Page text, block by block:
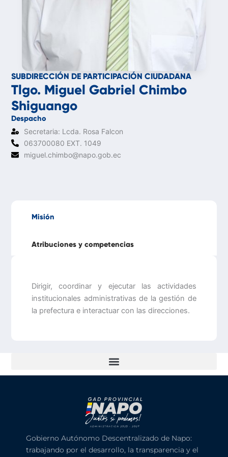
SUBDIRECCIÓN DE PARTICIPACIÓN CIUDADANA
Tlgo. Miguel Gabriel Chimbo
Shiguango
Despacho
Secretaria: Lcda. Rosa Falcon
063700080 EXT. 1049
miguel.chimbo@napo.gob.ec
Misión
Atribuciones y competencias
Dirigir, coordinar y ejecutar las actividades
institucionales administrativas de la gestión de
la prefectura e interactuar con las direcciones.
Gobierno Autónomo Descentralizado de Napo:
trabajando por el desarrollo, la transparencia y el